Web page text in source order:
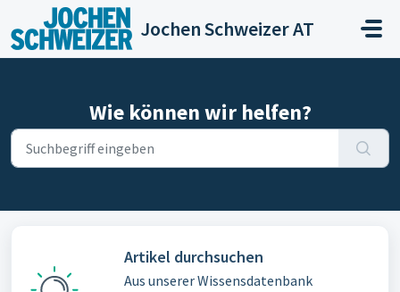
Zum hauptsächlichen Inhalt gehen
Jochen Schweizer AT
Wie können wir helfen?
Artikel durchsuchen
Aus unserer Wissensdatenbank